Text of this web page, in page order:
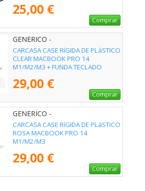
25,00 €
Comprar
GENERICO -
CARCASA CASE RíGIDA DE PLáSTICO
CLEAR MACBOOK PRO 14
M1/M2/M3 + FUNDA TECLADO
29,00 €
Comprar
GENERICO -
CARCASA CASE RíGIDA DE PLáSTICO
ROSA MACBOOK PRO 14
M1/M2/M3
29,00 €
Comprar